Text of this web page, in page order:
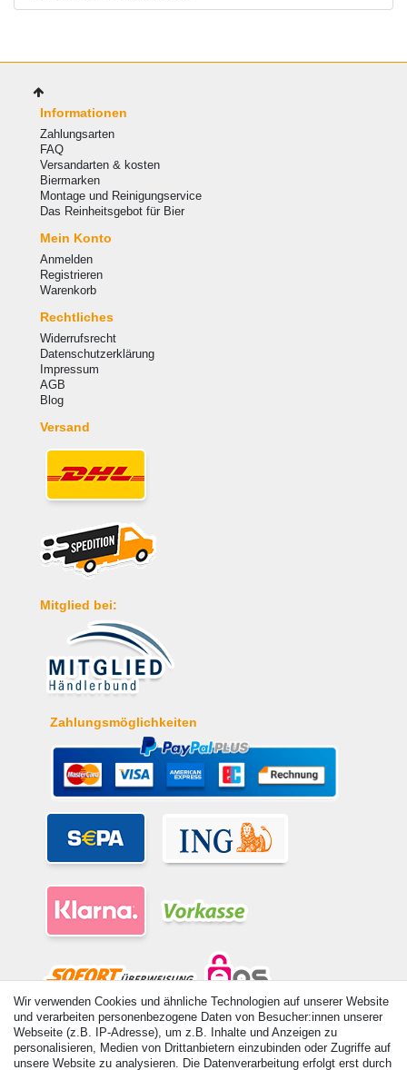
Informationen
Zahlungsarten
FAQ
Versandarten & kosten
Biermarken
Montage und Reinigungservice
Das Reinheitsgebot für Bier
Mein Konto
Anmelden
Registrieren
Warenkorb
Rechtliches
Widerrufsrecht
Datenschutzerklärung
Impressum
AGB
Blog
Versand
Mitglied bei:
Zahlungsmöglichkeiten
© Copyright 2026 | Alle Rechte vorbehalten. - Alle Rechte vorbehalten.
Preisangaben inkl. gesetzl. 19% MwSt. | Grundpreise siehe Artikeldetail | *Gilt für
Lieferungen nach Deutschland!
Wir verwenden Cookies und ähnliche Technologien auf unserer Website
und verarbeiten personenbezogene Daten von Besucher:innen unserer
Webseite (z.B. IP-Adresse), um z.B. Inhalte und Anzeigen zu
personalisieren, Medien von Drittanbietern einzubinden oder Zugriffe auf
unsere Website zu analysieren. Die Datenverarbeitung erfolgt erst durch